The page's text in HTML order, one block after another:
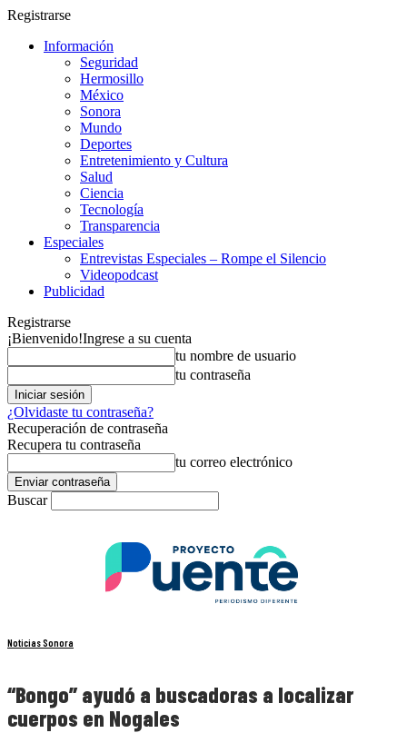
Registrarse
Información
Seguridad
Hermosillo
México
Sonora
Mundo
Deportes
Entretenimiento y Cultura
Salud
Ciencia
Tecnología
Transparencia
Especiales
Entrevistas Especiales – Rompe el Silencio
Videopodcast
Publicidad
Registrarse
¡Bienvenido!Ingrese a su cuenta
tu nombre de usuario
tu contraseña
¿Olvidaste tu contraseña?
Recuperación de contraseña
Recupera tu contraseña
tu correo electrónico
Buscar
Noticias Sonora
“Bongo” ayudó a buscadoras a localizar
cuerpos en Nogales